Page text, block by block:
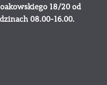
18/20 od
08.00-16.00.